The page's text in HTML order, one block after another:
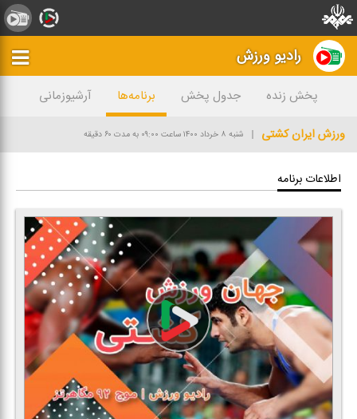
رادیو ورزش
پخش زنده جدول پخش برنامه‌ها
آرشیوزمانی
ورزش ایران كشتی
شنبه ۸ خرداد ۱۴۰۰ ساعت ۰۹:۰۰ به مدت ۶۰ دقیقه
اطلاعات برنامه